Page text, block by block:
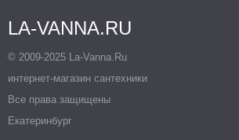
LA-VANNA.RU
© 2009-2025 La-Vanna.Ru
интернет-магазин сантехники
Все права защищены
Екатеринбург